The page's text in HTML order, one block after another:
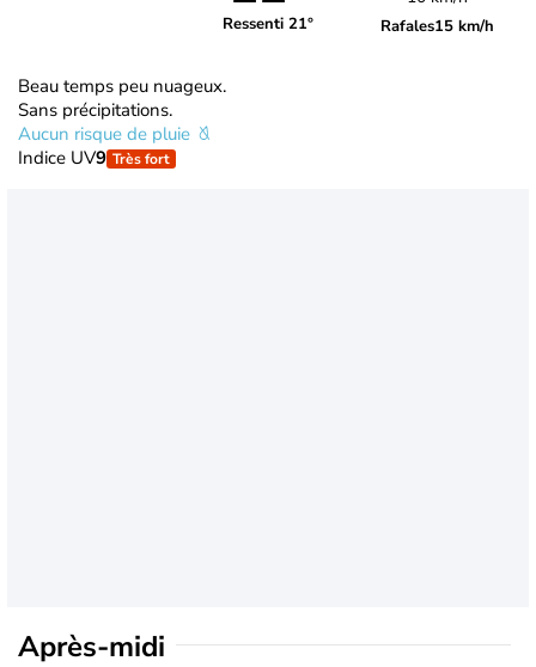
Ressenti 21° Rafales15 km/h
Beau temps peu nuageux.
Sans précipitations.
Aucun risque de pluie
Indice UV9 Très fort
Après-midi